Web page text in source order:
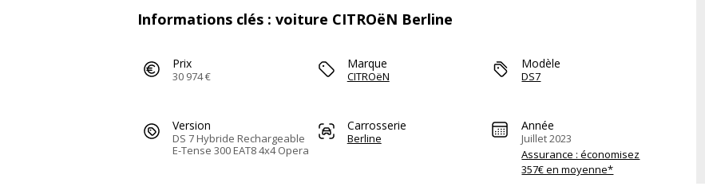
Informations clés : voiture CITROëN Berline
Prix
30 974 €
Marque
CITROëN
Modèle
DS7
Version
DS 7 Hybride Rechargeable
E-Tense 300 EAT8 4x4 Opera
Carrosserie
Berline
Année
Juillet 2023
Assurance : économisez
357€ en moyenne*